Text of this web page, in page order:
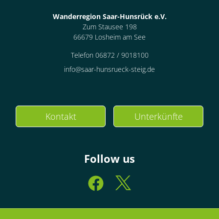
Wanderregion Saar-Hunsrück e.V.
Zum Stausee 198
66679 Losheim am See
Telefon 06872 / 9018100
info@saar-hunsrueck-steig.de
Kontakt Unterkünfte
Follow us